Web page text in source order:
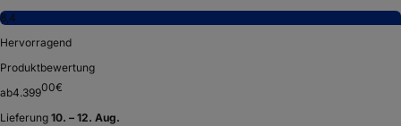
8,4
Hervorragend
Produktbewertung
ab4.39900€
Lieferung 10. – 12. Aug.